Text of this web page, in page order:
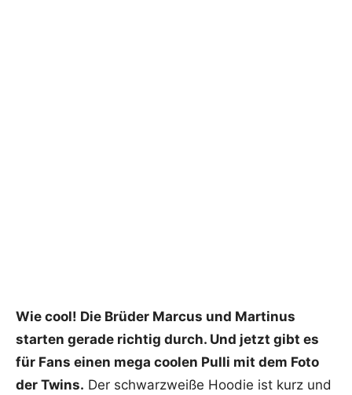
Wie cool! Die Brüder Marcus und Martinus
starten gerade richtig durch. Und jetzt gibt es
für Fans einen mega coolen Pulli mit dem Foto
der Twins. Der schwarzweiße Hoodie ist kurz und